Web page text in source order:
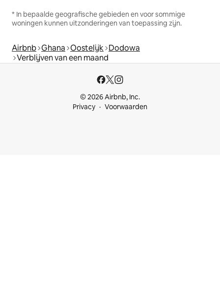
* In bepaalde geografische gebieden en voor sommige
woningen kunnen uitzonderingen van toepassing zijn.
Airbnb Ghana Oostelijk Dodowa
Verblijven van een maand
© 2026 Airbnb, Inc.
Privacy
Voorwaarden